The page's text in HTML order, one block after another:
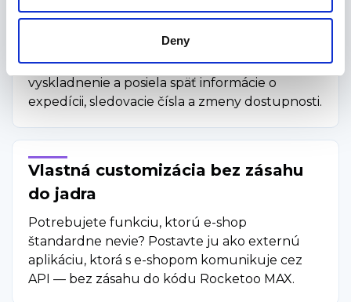
Deny
Integrácia skladového systému
WMS alebo skladový softvér beží mimo e-
shopu, ale cez API dostáva objednávky na
vyskladnenie a posiela späť informácie o
expedícii, sledovacie čísla a zmeny dostupnosti.
Vlastná customizácia bez zásahu
do jadra
Potrebujete funkciu, ktorú e-shop
štandardne nevie? Postavte ju ako externú
aplikáciu, ktorá s e-shopom komunikuje cez
API — bez zásahu do kódu Rocketoo MAX.